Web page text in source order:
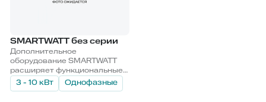
SMARTWATT без серии
Дополнительное
оборудование SMARTWATT
расширяет функциональные
возможности устройств и
улучшает их
3 - 10 кВт Однофазные